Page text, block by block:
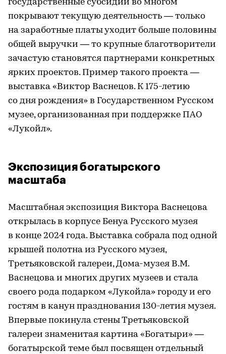
государственные субсидии во многом
покрывают текущую деятельность — только
на заработные платы уходит больше половины
общей выручки — то крупные благотворители
зачастую становятся партнерами конкретных
ярких проектов. Пример такого проекта —
выставка «Виктор Васнецов. К 175-летию
со дня рождения» в Государственном Русском
музее, организованная при поддержке ПАО
«Лукойл».
Экспозиция богатырского
масштаба
Масштабная экспозиция Виктора Васнецова
открылась в корпусе Бенуа Русского музея
в конце 2024 года. Выставка собрала под одной
крышей полотна из Русского музея,
Третьяковской галереи, Дома-музея В.М.
Васнецова и многих других музеев и стала
своего рода подарком «Лукойла» городу и его
гостям в канун празднования 130-летия музея.
Впервые покинула стены Третьяковской
галереи знаменитая картина «Богатыри» —
богатырской теме был посвящен отдельный